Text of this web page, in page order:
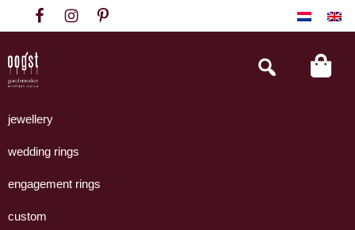
to
primary
navigation
to
content
to
footer
Goudsmeden
Amsterdam
handgemaakte
uit
eigen
Search
this
jewellery
wedding rings
engagement rings
custom